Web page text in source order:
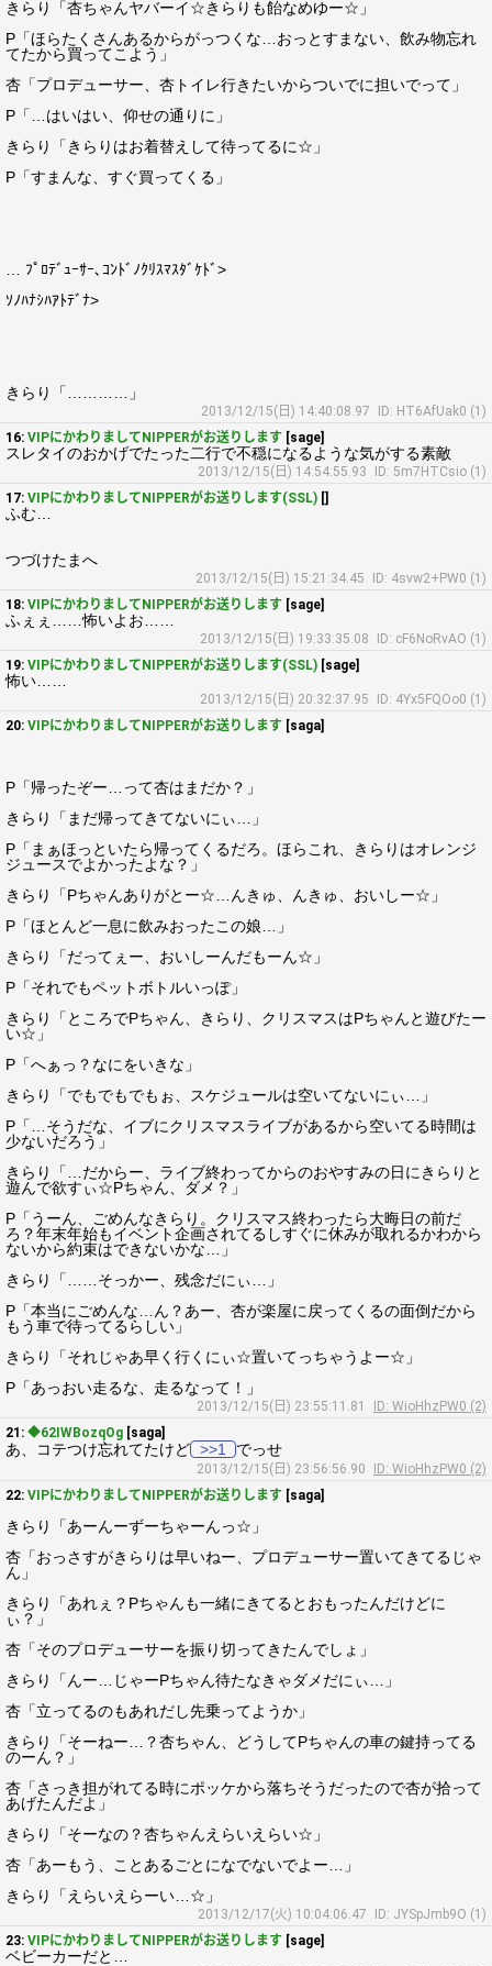
きらり「杏ちゃんヤバーイ☆きらりも飴なめゆー☆」
P「ほらたくさんあるからがっつくな…おっとすまない、飲み物忘れ
てたから買ってこよう」
杏「プロデューサー、杏トイレ行きたいからついでに担いでって」
P「…はいはい、仰せの通りに」
きらり「きらりはお着替えして待ってるに☆」
P「すまんな、すぐ買ってくる」
… ﾌﾟﾛﾃﾞｭｰｻｰ､ｺﾝﾄﾞﾉｸﾘｽﾏｽﾀﾞｹﾄﾞ>
ｿﾉﾊﾅｼﾊｱﾄﾃﾞﾅ>
きらり「…………」
2013/12/15(日) 14:40:08.97
ID: HT6AfUak0 (1)
16: VIPにかわりましてNIPPERがお送りします [sage]
スレタイのおかげでたった二行で不穏になるような気がする素敵
2013/12/15(日) 14:54:55.93
ID: 5m7HTCsio (1)
17: VIPにかわりましてNIPPERがお送りします(SSL) []
ふむ…
つづけたまへ
2013/12/15(日) 15:21:34.45
ID: 4svw2+PW0 (1)
18: VIPにかわりましてNIPPERがお送りします [sage]
ふぇぇ……怖いよお……
2013/12/15(日) 19:33:35.08
ID: cF6NoRvAO (1)
19: VIPにかわりましてNIPPERがお送りします(SSL) [sage]
怖い……
2013/12/15(日) 20:32:37.95
ID: 4Yx5FQOo0 (1)
20: VIPにかわりましてNIPPERがお送りします [saga]
P「帰ったぞー…って杏はまだか？」
きらり「まだ帰ってきてないにぃ…」
P「まぁほっといたら帰ってくるだろ。ほらこれ、きらりはオレンジ
ジュースでよかったよな？」
きらり「Pちゃんありがとー☆…んきゅ、んきゅ、おいしー☆」
P「ほとんど一息に飲みおったこの娘…」
きらり「だってぇー、おいしーんだもーん☆」
P「それでもペットボトルいっぽ」
きらり「ところでPちゃん、きらり、クリスマスはPちゃんと遊びたー
い☆」
P「へぁっ？なにをいきな」
きらり「でもでもでもぉ、スケジュールは空いてないにぃ…」
P「…そうだな、イブにクリスマスライブがあるから空いてる時間は
少ないだろう」
きらり「…だからー、ライブ終わってからのおやすみの日にきらりと
遊んで欲すぃ☆Pちゃん、ダメ？」
P「うーん、ごめんなきらり。クリスマス終わったら大晦日の前だ
ろ？年末年始もイベント企画されてるしすぐに休みが取れるかわから
ないから約束はできないかな…」
きらり「……そっかー、残念だにぃ…」
P「本当にごめんな…ん？あー、杏が楽屋に戻ってくるの面倒だから
もう車で待ってるらしい」
きらり「それじゃあ早く行くにぃ☆置いてっちゃうよー☆」
P「あっおい走るな、走るなって！」
2013/12/15(日) 23:55:11.81
ID: WioHhzPW0 (2)
21: ◆62IWBozqOg [saga]
あ、コテつけ忘れてたけど >>1 でっせ
2013/12/15(日) 23:56:56.90
ID: WioHhzPW0 (2)
22: VIPにかわりましてNIPPERがお送りします [saga]
きらり「あーんーずーちゃーんっ☆」
杏「おっさすがきらりは早いねー、プロデューサー置いてきてるじゃ
ん」
きらり「あれぇ？Pちゃんも一緒にきてるとおもったんだけどに
ぃ？」
杏「そのプロデューサーを振り切ってきたんでしょ」
きらり「んー…じゃーPちゃん待たなきゃダメだにぃ…」
杏「立ってるのもあれだし先乗ってようか」
きらり「そーねー…？杏ちゃん、どうしてPちゃんの車の鍵持ってる
のーん？」
杏「さっき担がれてる時にポッケから落ちそうだったので杏が拾って
あげたんだよ」
きらり「そーなの？杏ちゃんえらいえらい☆」
杏「あーもう、ことあるごとになでないでよー…」
きらり「えらいえらーい…☆」
2013/12/17(火) 10:04:06.47
ID: JYSpJmb9O (1)
23: VIPにかわりましてNIPPERがお送りします [sage]
ベビーカーだと…